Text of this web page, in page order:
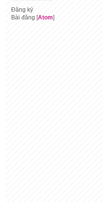
Đăng ký
Bài đăng [Atom]